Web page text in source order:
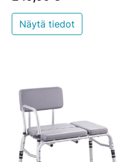
Näytä tiedot